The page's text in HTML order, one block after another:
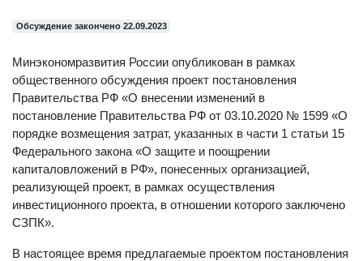
Обсуждение закончено 22.09.2023
Минэкономразвития России опубликован в рамках
общественного обсуждения проект постановления
Правительства РФ «О внесении изменений в
постановление Правительства РФ от 03.10.2020 № 1599 «О
порядке возмещения затрат, указанных в части 1 статьи 15
Федерального закона «О защите и поощрении
капиталовложений в РФ», понесенных организацией,
реализующей проект, в рамках осуществления
инвестиционного проекта, в отношении которого заключено
СЗПК».
В настоящее время предлагаемые проектом постановления